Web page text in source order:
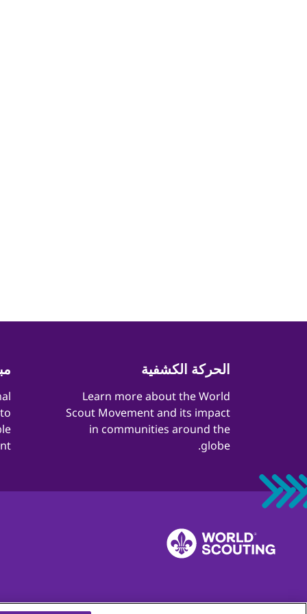
الحركة الكشفية
​​Learn more about the World
Scout Movement and its impact
in communities around the
globe.
إرشادات لحماية الفتية